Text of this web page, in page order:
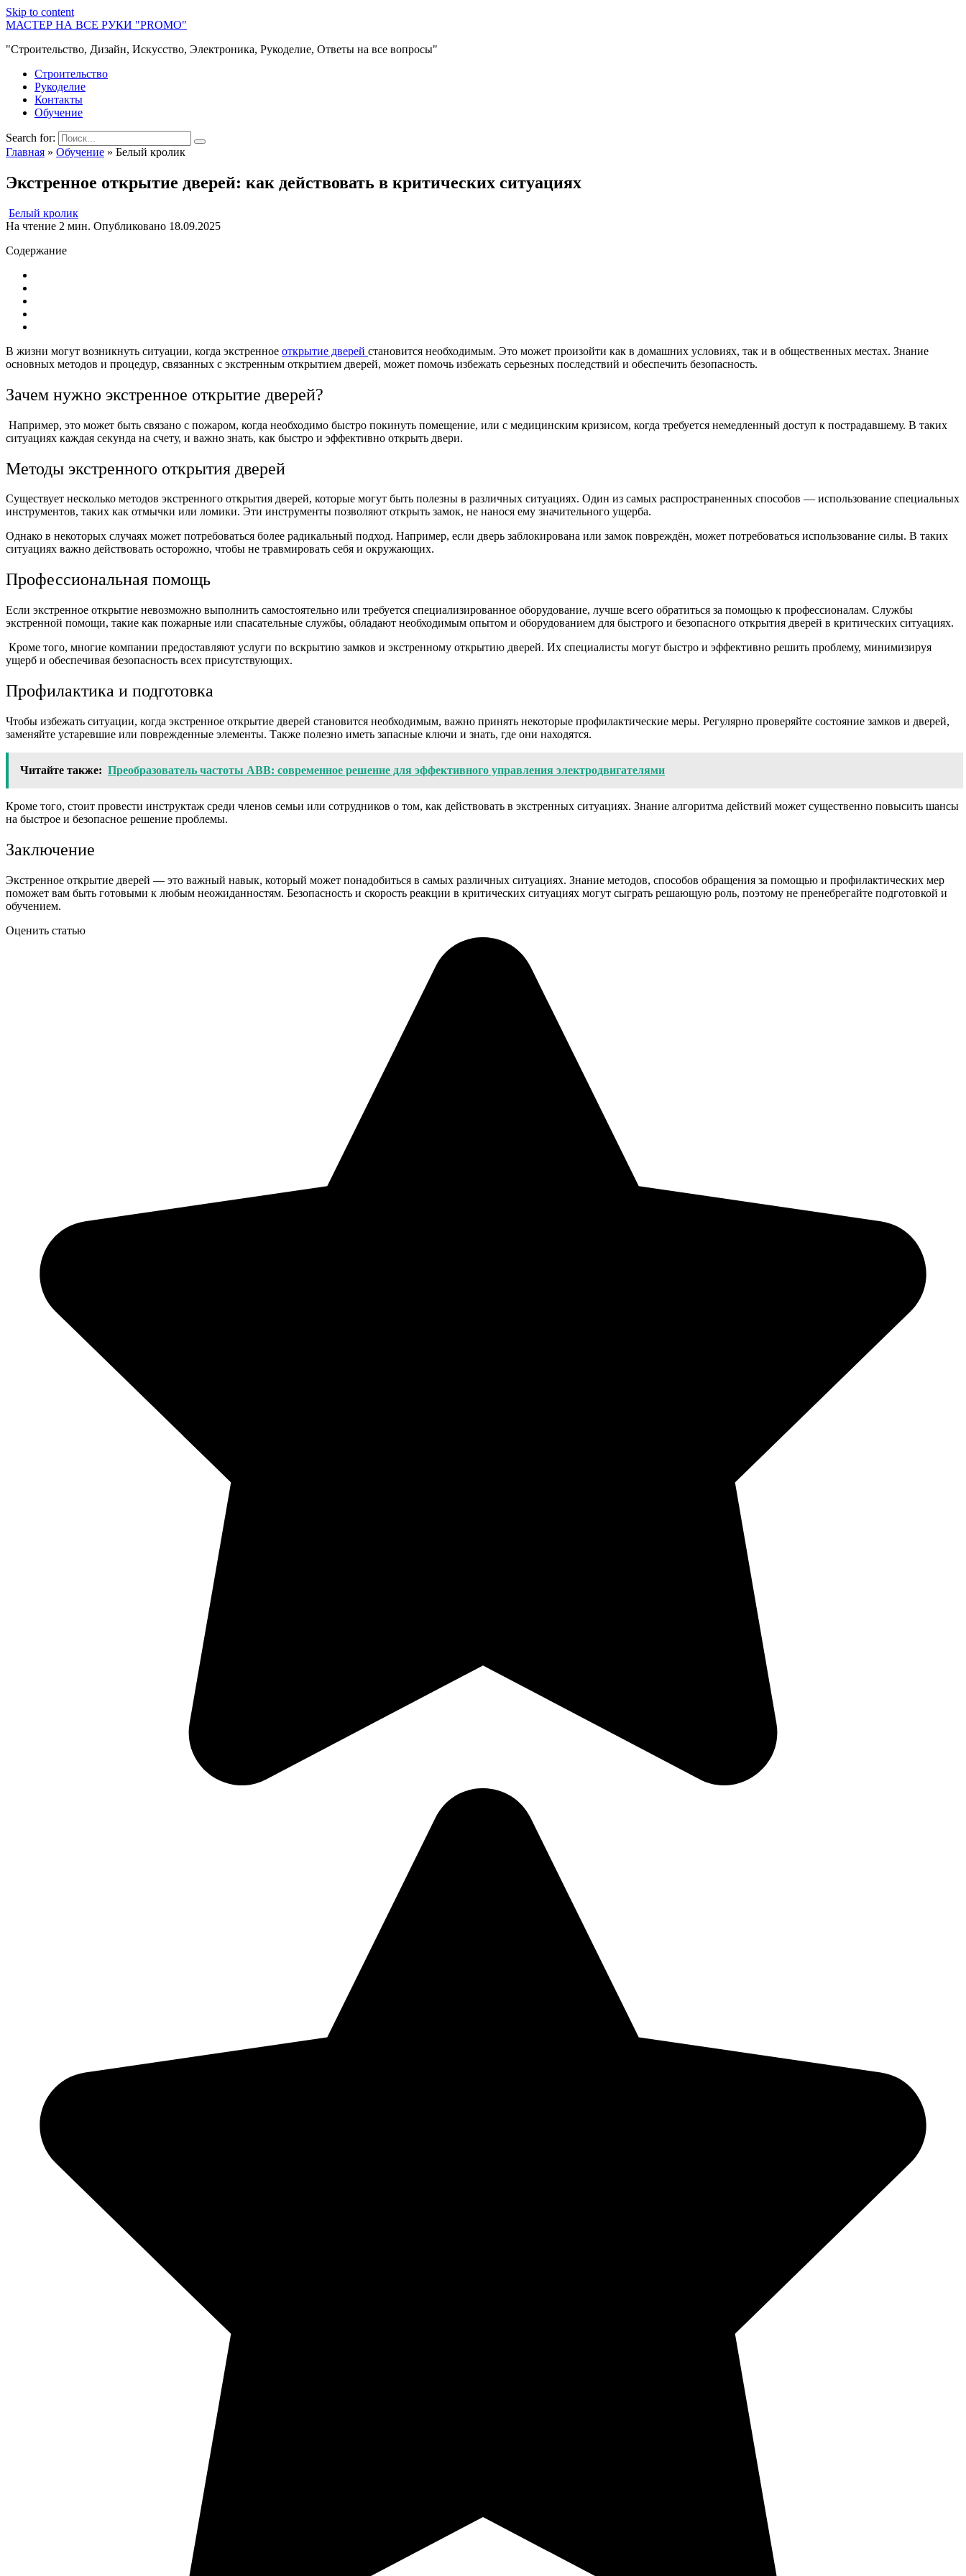
Skip to content
МАСТЕР НА ВСЕ РУКИ "PROMO"
"Строительство, Дизайн, Искусство, Электроника, Рукоделие, Ответы на все вопросы"
Строительство
Рукоделие
Контакты
Обучение
Search for:
Главная » Обучение » Белый кролик
Экстренное открытие дверей: как действовать в критических ситуациях
Белый кролик
На чтение 2 мин. Опубликовано 18.09.2025
Содержание
В жизни могут возникнуть ситуации, когда экстренное открытие дверей становится необходимым. Это может произойти как в домашних условиях, так и в общественных местах. Знание
основных методов и процедур, связанных с экстренным открытием дверей, может помочь избежать серьезных последствий и обеспечить безопасность.
Зачем нужно экстренное открытие дверей?
Например, это может быть связано с пожаром, когда необходимо быстро покинуть помещение, или с медицинским кризисом, когда требуется немедленный доступ к пострадавшему. В таких
ситуациях каждая секунда на счету, и важно знать, как быстро и эффективно открыть двери.
Методы экстренного открытия дверей
Существует несколько методов экстренного открытия дверей, которые могут быть полезны в различных ситуациях. Один из самых распространенных способов — использование специальных
инструментов, таких как отмычки или ломики. Эти инструменты позволяют открыть замок, не нанося ему значительного ущерба.
Однако в некоторых случаях может потребоваться более радикальный подход. Например, если дверь заблокирована или замок повреждён, может потребоваться использование силы. В таких
ситуациях важно действовать осторожно, чтобы не травмировать себя и окружающих.
Профессиональная помощь
Если экстренное открытие невозможно выполнить самостоятельно или требуется специализированное оборудование, лучше всего обратиться за помощью к профессионалам. Службы
экстренной помощи, такие как пожарные или спасательные службы, обладают необходимым опытом и оборудованием для быстрого и безопасного открытия дверей в критических ситуациях.
Кроме того, многие компании предоставляют услуги по вскрытию замков и экстренному открытию дверей. Их специалисты могут быстро и эффективно решить проблему, минимизируя
ущерб и обеспечивая безопасность всех присутствующих.
Профилактика и подготовка
Чтобы избежать ситуации, когда экстренное открытие дверей становится необходимым, важно принять некоторые профилактические меры. Регулярно проверяйте состояние замков и дверей,
заменяйте устаревшие или поврежденные элементы. Также полезно иметь запасные ключи и знать, где они находятся.
Читайте также: Преобразователь частоты ABB: современное решение для эффективного управления электродвигателями
Кроме того, стоит провести инструктаж среди членов семьи или сотрудников о том, как действовать в экстренных ситуациях. Знание алгоритма действий может существенно повысить шансы
на быстрое и безопасное решение проблемы.
Заключение
Экстренное открытие дверей — это важный навык, который может понадобиться в самых различных ситуациях. Знание методов, способов обращения за помощью и профилактических мер
поможет вам быть готовыми к любым неожиданностям. Безопасность и скорость реакции в критических ситуациях могут сыграть решающую роль, поэтому не пренебрегайте подготовкой и
обучением.
Оценить статью